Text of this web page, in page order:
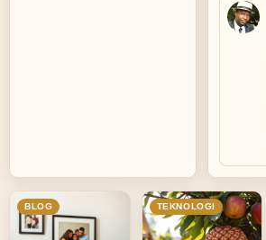
BLOG TEKNOLOGI